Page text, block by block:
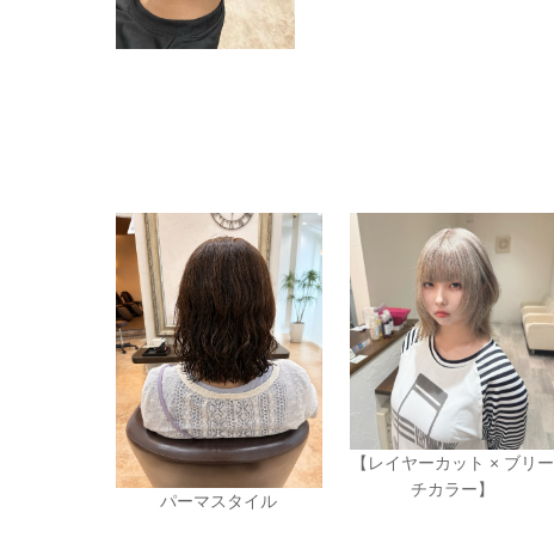
パーマスタイル
【レイヤーカット × ブリー
チカラー】